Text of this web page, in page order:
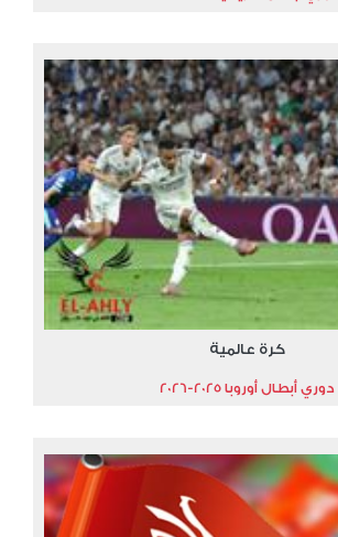
كرة عالمية
دوري أبطال أوروبا 2025-2026